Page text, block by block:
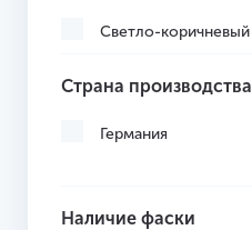
Светло-коричневый
Страна производства
Германия
Наличие фаски